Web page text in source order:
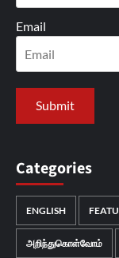
Email
Categories
ENGLISH
அறிந்துகொள்வோம்